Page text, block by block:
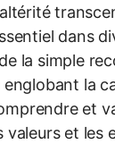
dans
la simple
la
et
valeurs et les